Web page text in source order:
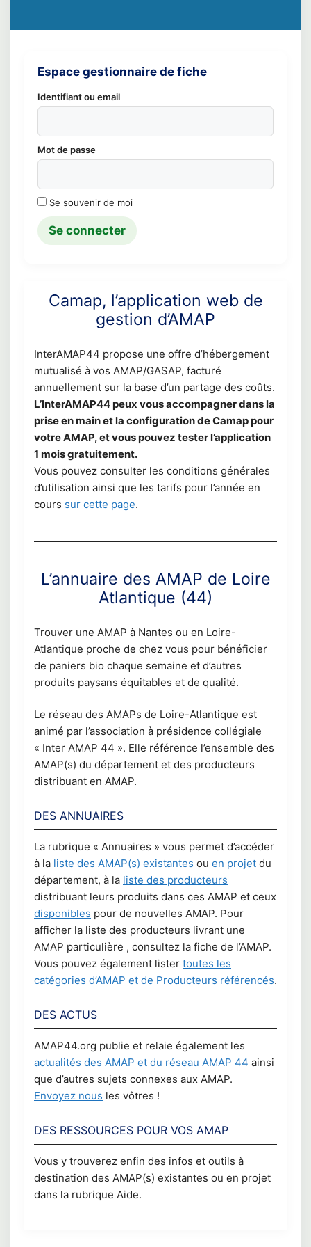
Espace gestionnaire de fiche
Identifiant ou email
Mot de passe
Se souvenir de moi
Camap, l’application web de
gestion d’AMAP
InterAMAP44 propose une offre d’hébergement
mutualisé à vos AMAP/GASAP, facturé
annuellement sur la base d’un partage des coûts.
L’InterAMAP44 peux vous accompagner dans la
prise en main et la configuration de Camap pour
votre AMAP, et vous pouvez tester l’application
1 mois gratuitement.
Vous pouvez consulter les conditions générales
d’utilisation ainsi que les tarifs pour l’année en
cours sur cette page.
L’annuaire des AMAP de Loire
Atlantique (44)
Trouver une AMAP à Nantes ou en Loire-
Atlantique proche de chez vous pour bénéficier
de paniers bio chaque semaine et d’autres
produits paysans équitables et de qualité.
Le réseau des AMAPs de Loire-Atlantique est
animé par l’association à présidence collégiale
« Inter AMAP 44 ». Elle référence l’ensemble des
AMAP(s) du département et des producteurs
distribuant en AMAP.
DES ANNUAIRES
La rubrique « Annuaires » vous permet d’accéder
à la liste des AMAP(s) existantes ou en projet du
département, à la liste des producteurs
distribuant leurs produits dans ces AMAP et ceux
disponibles pour de nouvelles AMAP. Pour
afficher la liste des producteurs livrant une
AMAP particulière , consultez la fiche de l’AMAP.
Vous pouvez également lister toutes les
catégories d’AMAP et de Producteurs référencés.
DES ACTUS
AMAP44.org publie et relaie également les
actualités des AMAP et du réseau AMAP 44 ainsi
que d’autres sujets connexes aux AMAP.
Envoyez nous les vôtres !
DES RESSOURCES POUR VOS AMAP
Vous y trouverez enfin des infos et outils à
destination des AMAP(s) existantes ou en projet
dans la rubrique Aide.